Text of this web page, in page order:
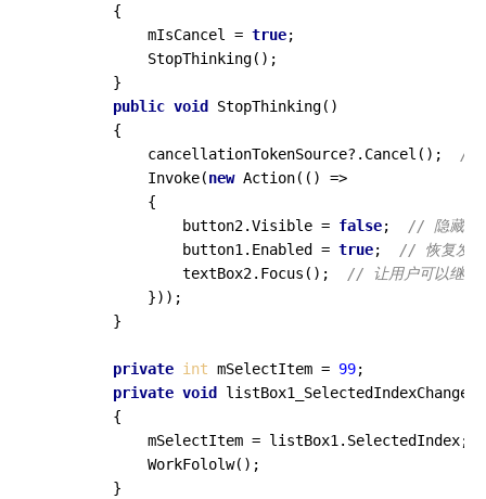
        {
            mIsCancel =
true;
            StopThinking();
        }
public void StopThinking()
        {
            cancellationTokenSource?.Cancel();
//
            Invoke(
new Action(() =>
            {
                button2.Visible =
false; // 隐藏取
                button1.Enabled =
true; // 恢复发送
                textBox2.Focus();
// 让用户可以继续
            }));
        }
private int mSelectItem = 99;
private void listBox1_SelectedIndexChanged
        {
            mSelectItem = listBox1.SelectedIndex;
            WorkFololw();
        }